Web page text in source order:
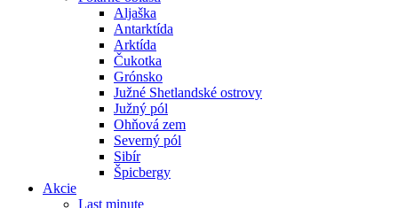
Aljaška
Antarktída
Arktída
Čukotka
Grónsko
Južné Shetlandské ostrovy
Južný pól
Ohňová zem
Severný pól
Sibír
Špicbergy
Akcie
Last minute